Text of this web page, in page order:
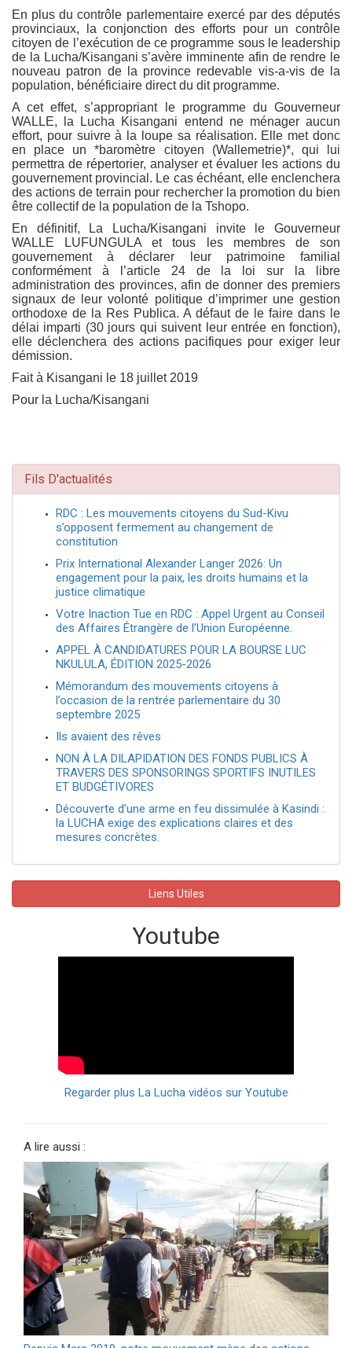
En plus du contrôle parlementaire exercé par des députés
provinciaux, la conjonction des efforts pour un contrôle
citoyen de l’exécution de ce programme sous le leadership
de la Lucha/Kisangani s’avère imminente afin de rendre le
nouveau patron de la province redevable vis-a-vis de la
population, bénéficiaire direct du dit programme.
A cet effet, s’appropriant le programme du Gouverneur
WALLE, la Lucha Kisangani entend ne ménager aucun
effort, pour suivre à la loupe sa réalisation. Elle met donc
en place un *baromètre citoyen (Wallemetrie)*, qui lui
permettra de répertorier, analyser et évaluer les actions du
gouvernement provincial. Le cas échéant, elle enclenchera
des actions de terrain pour rechercher la promotion du bien
être collectif de la population de la Tshopo.
En définitif, La Lucha/Kisangani invite le Gouverneur
WALLE LUFUNGULA et tous les membres de son
gouvernement à déclarer leur patrimoine familial
conformément à l’article 24 de la loi sur la libre
administration des provinces, afin de donner des premiers
signaux de leur volonté politique d’imprimer une gestion
orthodoxe de la Res Publica. A défaut de le faire dans le
délai imparti (30 jours qui suivent leur entrée en fonction),
elle déclenchera des actions pacifiques pour exiger leur
démission.
Fait à Kisangani le 18 juillet 2019
Pour la Lucha/Kisangani
Fils D'actualités
RDC : Les mouvements citoyens du Sud-Kivu
s’opposent fermement au changement de
constitution
Prix International Alexander Langer 2026: Un
engagement pour la paix, les droits humains et la
justice climatique
Votre Inaction Tue en RDC : Appel Urgent au Conseil
des Affaires Étrangère de l’Union Européenne.
APPEL À CANDIDATURES POUR LA BOURSE LUC
NKULULA, ÉDITION 2025-2026
Mémorandum des mouvements citoyens à
l’occasion de la rentrée parlementaire du 30
septembre 2025
Ils avaient des rêves
NON À LA DILAPIDATION DES FONDS PUBLICS À
TRAVERS DES SPONSORINGS SPORTIFS INUTILES
ET BUDGÉTIVORES
Découverte d’une arme en feu dissimulée à Kasindi :
la LUCHA exige des explications claires et des
mesures concrètes.
Liens Utiles
Youtube
Regarder plus La Lucha vidéos sur Youtube
A lire aussi :